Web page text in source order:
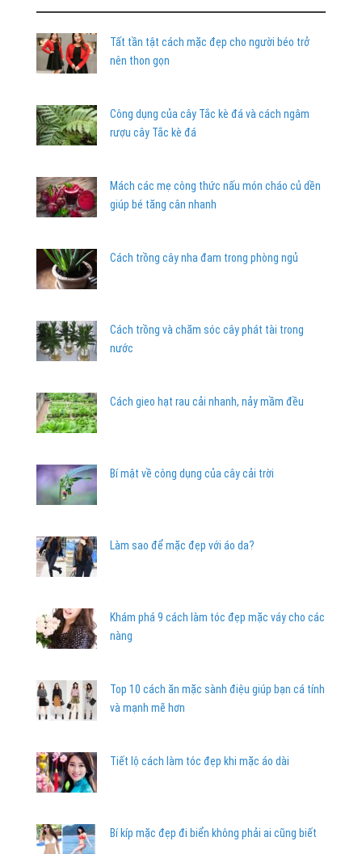
Tất tần tật cách mặc đẹp cho người béo trở
nên thon gọn
Công dụng của cây Tắc kè đá và cách ngâm
rượu cây Tắc kè đá
Mách các mẹ công thức nấu món cháo củ dền
giúp bé tăng cân nhanh
Cách trồng cây nha đam trong phòng ngủ
Cách trồng và chăm sóc cây phát tài trong
nước
Cách gieo hạt rau cải nhanh, nảy mầm đều
Bí mật về công dụng của cây cải trời
Làm sao để mặc đẹp với áo da?
Khám phá 9 cách làm tóc đẹp mặc váy cho các
nàng
Top 10 cách ăn mặc sành điệu giúp bạn cá tính
và mạnh mẽ hơn
Tiết lộ cách làm tóc đẹp khi mặc áo dài
Bí kíp mặc đẹp đi biển không phải ai cũng biết